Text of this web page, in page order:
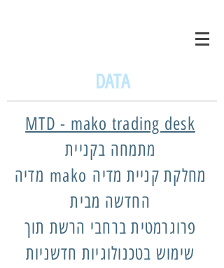
DATA
MTD - mako trading desk
מתמחה בקניית
מדיה mako מחלקת קניית מדיה
החדשה מבית
פרוגרמטית ברחבי הרשת תוך
שימוש בטכנולוגיות חדשניות